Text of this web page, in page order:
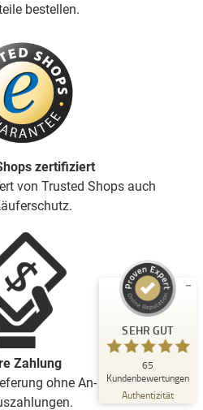
bestellen.
zertifiziert
von Trusted Shops auch
Zahlung
ohne An- oder
SEHR GUT
65
Kundenbewertungen
Authentizität
Kundenbewertungen und Erfahrungen zu
Deutsche Carportfabrik GmbH & Co. KG
ProvenExpert.com
4,83
/
5,00
14
Bewertungen auf
ProvenExpert.com
51
Bewertungen von
anderen Quelle
Blick aufs ProvenExpert-Profil werfen
12.07.2026